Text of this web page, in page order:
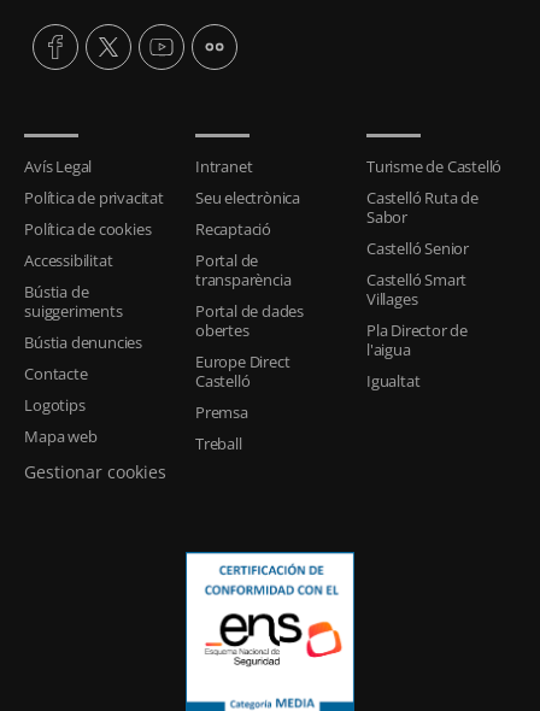
Avís Legal
Política de privacitat
Política de cookies
Accessibilitat
Bústia de
suiggeriments
Bústia denuncies
Contacte
Logotips
Mapa web
Gestionar cookies
Intranet
Seu electrònica
Recaptació
Portal de
transparència
Portal de dades
obertes
Europe Direct
Castelló
Premsa
Treball
Turisme de Castelló
Castelló Ruta de
Sabor
Castelló Senior
Castelló Smart
Villages
Pla Director de
l'aigua
Igualtat